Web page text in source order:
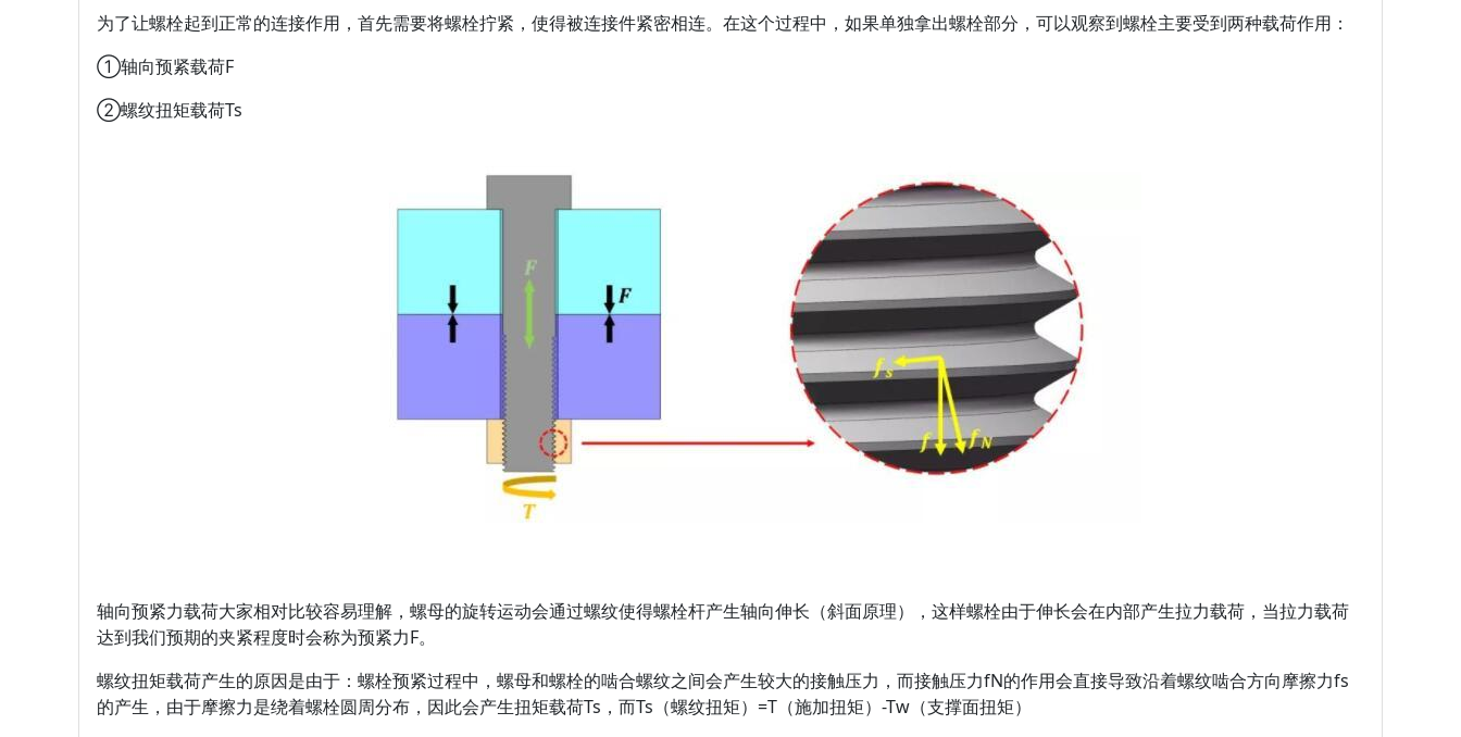
为了让螺栓起到正常的连接作用，首先需要将螺栓拧紧，使得被连接件紧密相连。在这个过程中，如果单独拿出螺栓部分，可以观察到螺栓主要受到两种载荷作用：
①轴向预紧载荷F
②螺纹扭矩载荷Ts
轴向预紧力载荷大家相对比较容易理解，螺母的旋转运动会通过螺纹使得螺栓杆产生轴向伸长（斜面原理），这样螺栓由于伸长会在内部产生拉力载荷，当拉力载荷
达到我们预期的夹紧程度时会称为预紧力F。
螺纹扭矩载荷产生的原因是由于：螺栓预紧过程中，螺母和螺栓的啮合螺纹之间会产生较大的接触压力，而接触压力fN的作用会直接导致沿着螺纹啮合方向摩擦力fs
的产生，由于摩擦力是绕着螺栓圆周分布，因此会产生扭矩载荷Ts，而Ts（螺纹扭矩）=T（施加扭矩）-Tw（支撑面扭矩）